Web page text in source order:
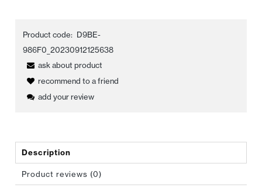
Product code: D9BE-
986F0_20230912125638
ask about product
recommend to a friend
add your review
Description
Product reviews (0)